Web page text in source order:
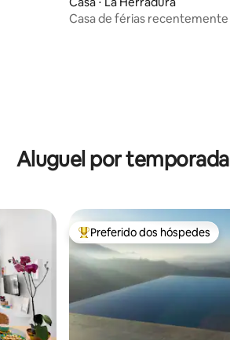
Casa de férias
Aluguel por
Entre os melhores preferidos
Preferido dos hóspedes